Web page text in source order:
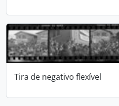
Tira de negativo flexível